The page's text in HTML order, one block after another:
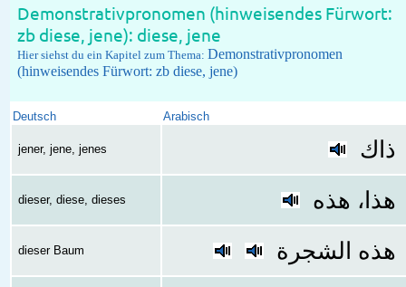
Demonstrativpronomen (hinweisendes Fürwort:
zb diese, jene): diese, jene
Hier siehst du ein Kapitel zum Thema: Demonstrativpronomen
(hinweisendes Fürwort: zb diese, jene)
Deutsch Arabisch
jener, jene, jenes ذاك
dieser, diese, dieses هذا، هذه
dieser Baum هذه الشجرة